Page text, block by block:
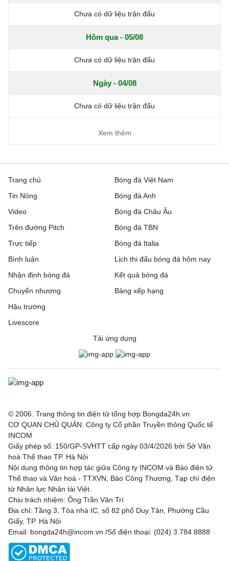
Chưa có dữ liệu trận đấu
Hôm qua - 05/08
Chưa có dữ liệu trận đấu
Ngày - 04/08
Chưa có dữ liệu trận đấu
Xem thêm
Trang chủ
Tin Nóng
Video
Trên đường Pitch
Trực tiếp
Bóng đá Việt Nam
Bóng đá Anh
Bóng đá Châu Âu
Bóng đá TBN
Bóng đá Italia
Bình luận
Nhận định bóng đá
Chuyển nhượng
Hậu trường
Livescore
Lịch thi đấu bóng đá hôm nay
Kết quả bóng đá
Bảng xếp hạng
Tải ứng dụng
© 2006. Trang thông tin điện tử tổng hợp Bongda24h.vn
CƠ QUAN CHỦ QUẢN: Công ty Cổ phần Truyền thông Quốc tế
INCOM
Giấy phép số: 150/GP-SVHTT cấp ngày 03/4/2026 bởi Sở Văn
hoá Thể thao TP. Hà Nội
Nội dung thông tin hợp tác giữa Công ty INCOM và Báo điện tử
Thể thao và Văn hoá - TTXVN, Báo Công Thương, Tạp chí điện
tử Nhân lực Nhân tài Việt.
Chịu trách nhiệm: Ông Trần Văn Trí
Địa chỉ: Tầng 3, Tòa nhà IC, số 82 phố Duy Tân, Phường Cầu
Giấy, TP. Hà Nội
Email: bongda24h@incom.vn /Số điện thoại: (024) 3.784 8888